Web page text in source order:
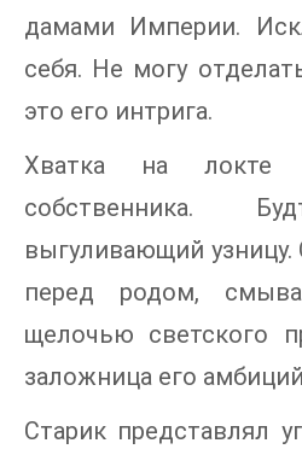
дамами Империи.
себя. Не могу
это его интрига.
Хватка на локте
собственника.
выгуливающий
перед родом,
щелочью светского
заложница его
Старик представлял